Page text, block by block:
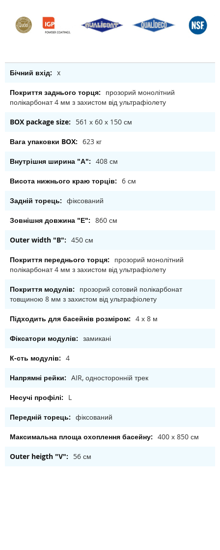
x
прозорий монолітний
полікарбонат 4 мм з захистом від ультрафіолету
561 х 60 х 150 см
623 кг
408 см
6 см
фіксований
860 см
450 см
прозорий монолітний
полікарбонат 4 мм з захистом від ультрафіолету
прозорий сотовий полікарбонат
товщиною 8 мм з захистом від ультрафіолету
4 х 8 м
замикані
4
AIR, односторонній трек
L
фіксований
400 х 850 см
56 см